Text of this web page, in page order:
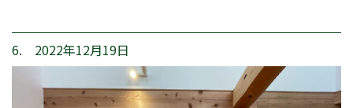
6. 2022年12月19日